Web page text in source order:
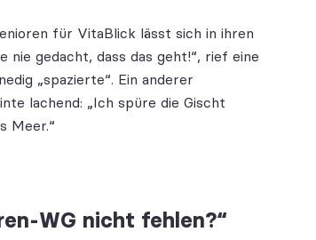
für VitaBlick lässt sich in ihren
nie gedacht, dass das geht!“, rief eine
„spazierte“. Ein anderer
lachend: „Ich spüre die Gischt
Meer.“
WG nicht fehlen?“